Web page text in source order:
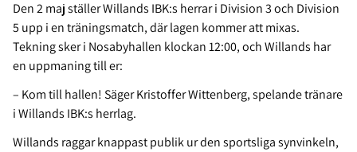
Den 2 maj ställer Willands IBK:s herrar i Division 3 och Division
5 upp i en träningsmatch, där lagen kommer att mixas.
Tekning sker i Nosabyhallen klockan 12:00, och Willands har
en uppmaning till er:
– Kom till hallen! Säger Kristoffer Wittenberg, spelande tränare
i Willands IBK:s herrlag.
Willands raggar knappast publik ur den sportsliga synvinkeln,